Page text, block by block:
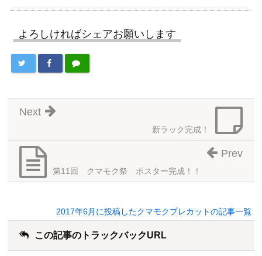
よろしければシェアお願いします
新ラック完成！
Next
第11回 クマモク祭 ポスター完成！！
Prev
2017年6月に投稿したクマモクプレカットの記事一覧
この記事のトラックバックURL